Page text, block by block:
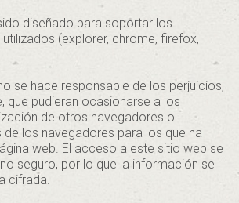
diseñado para soportar los
(explorer, chrome, firefox,
se hace responsable de los perjuicios,
que pudieran ocasionarse a los
de otros navegadores o
de los navegadores para los que ha
web. El acceso a este sitio web se
seguro, por lo que la información se
cifrada.